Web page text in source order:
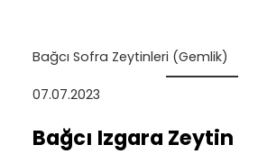
Bağcı Sofra Zeytinleri (Gemlik)
07.07.2023
Bağcı Izgara Zeytin